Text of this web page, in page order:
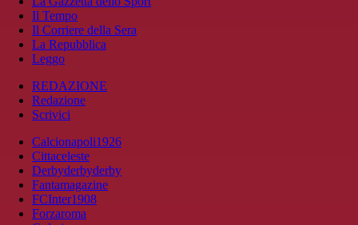
Il Tempo
Il Corriere della Sera
La Repubblica
Leggo
REDAZIONE
Redazione
Scrivici
Calcionapoli1926
Cittaceleste
Derbyderbyderby
Fantamagazine
FCInter1908
Forzaroma